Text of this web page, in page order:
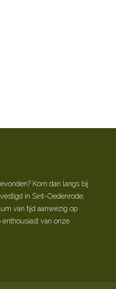
Kom dan langs bij
in Sint-Oedenrode,
van tijd aanwezig op
van onze